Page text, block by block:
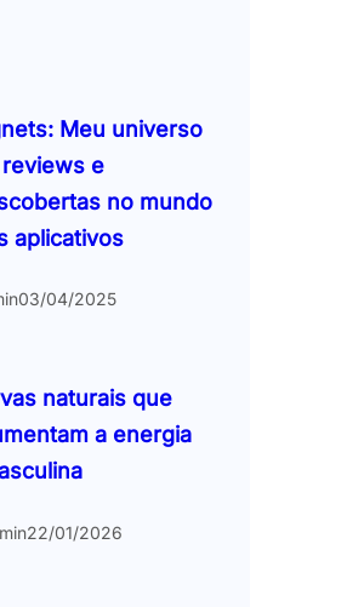
Meu universo
e
no mundo
aplicativos
03/04/2025
naturais que
a energia
22/01/2026